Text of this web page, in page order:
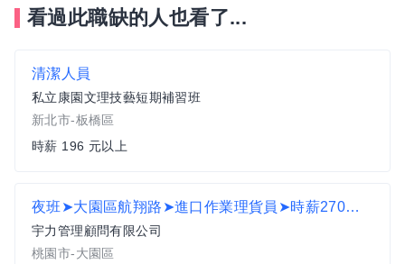
看過此職缺的人也看了...
清潔人員
私立康園文理技藝短期補習班
新北市-板橋區
時薪 196 元以上
夜班➤大園區航翔路➤進口作業理貨員➤時薪270起➤可日領AY
宇力管理顧問有限公司
桃園市-大園區